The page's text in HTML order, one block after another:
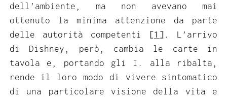
dell’ambiente, ma non avevano mai
ottenuto la minima attenzione da parte
delle autorità competenti
[1] . L’arrivo
di Dishney, però, cambia le carte in
tavola e, portando gli I. alla ribalta,
rende il loro modo di vivere sintomatico
di una particolare visione della vita e